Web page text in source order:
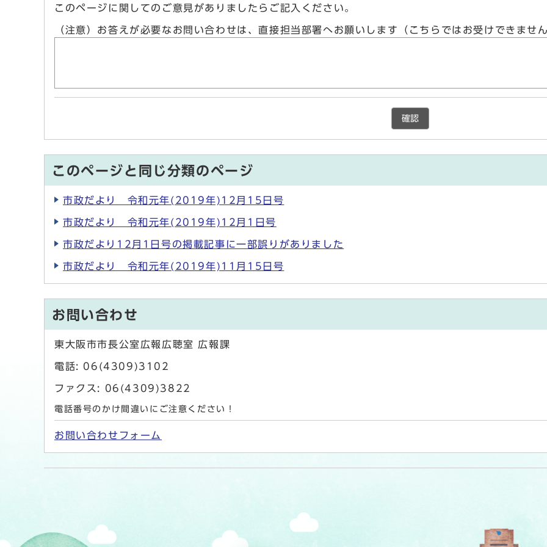
このページに関してのご意見がありましたらご記入ください。
（注意）お答えが必要なお問い合わせは、直接担当部署へお願いします（こちらではお受けできませ
確認
このページと同じ分類のページ
市政だより 令和元年(2019年)12月15日号
市政だより 令和元年(2019年)12月1日号
市政だより12月1日号の掲載記事に一部誤りがありました
市政だより 令和元年(2019年)11月15日号
お問い合わせ
東大阪市市長公室広報広聴室 広報課
電話: 06(4309)3102
ファクス: 06(4309)3822
電話番号のかけ間違いにご注意ください！
お問い合わせフォーム